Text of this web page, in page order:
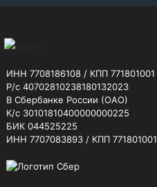
ИНН 7708186108 / КПП 771801001
Р/с 40702810238180132023
В Сбербанке России (ОАО)
К/с 30101810400000000225
БИК 044525225
ИНН 7707083893 / КПП 771801001